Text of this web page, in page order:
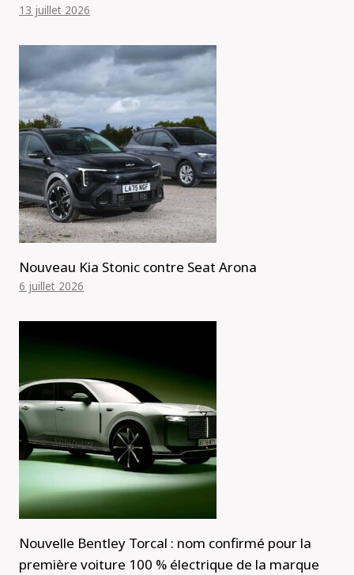
13 juillet 2026
Nouveau Kia Stonic contre Seat Arona
6 juillet 2026
Nouvelle Bentley Torcal : nom confirmé pour la
première voiture 100 % électrique de la marque